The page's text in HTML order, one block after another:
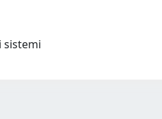
sistemi